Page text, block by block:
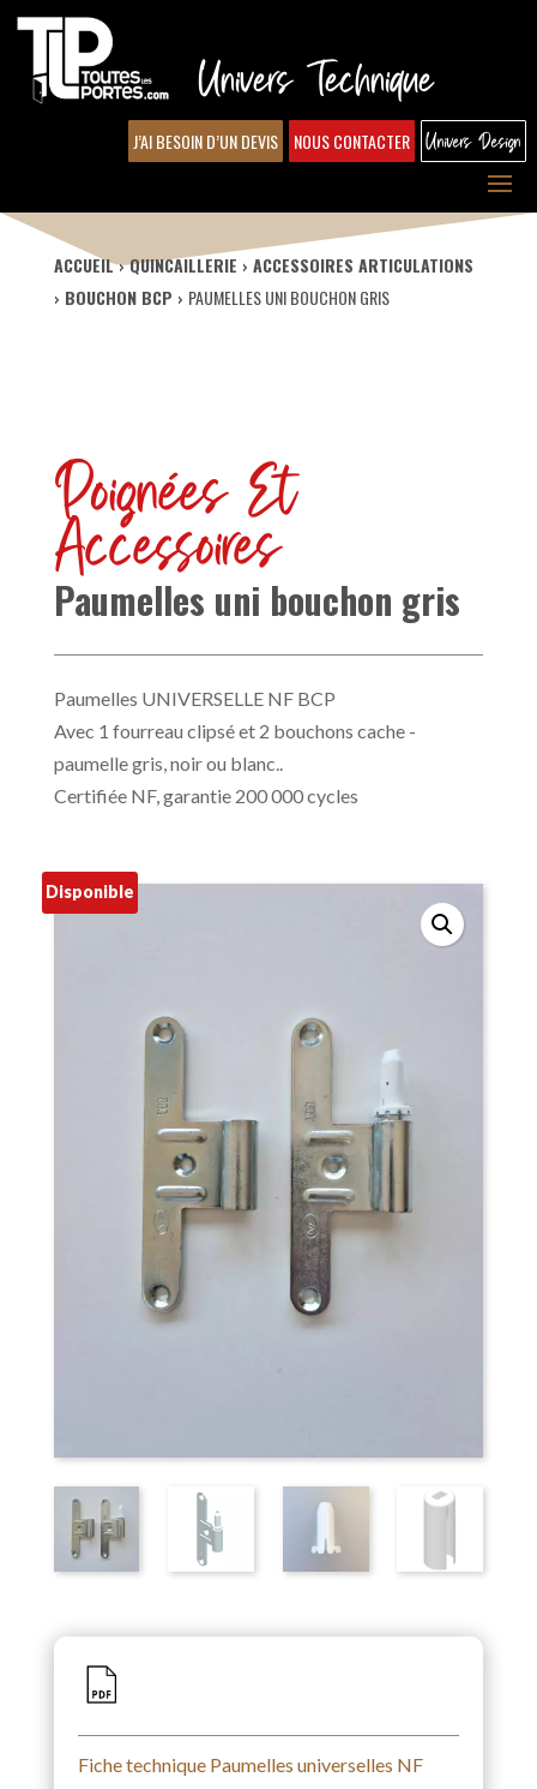
Univers Technique
J’AI BESOIN D’UN DEVIS NOUS CONTACTER Univers Design
ACCUEIL QUINCAILLERIE
ACCESSOIRES ARTICULATIONS
BOUCHON BCP
PAUMELLES UNI BOUCHON GRIS
Disponible
Fiche technique Paumelles universelles NF
Poignées Et
Accessoires
Paumelles uni bouchon gris
Paumelles UNIVERSELLE NF BCP
Avec 1 fourreau clipsé et 2 bouchons cache -
paumelle gris, noir ou blanc..
Certifiée NF, garantie 200 000 cycles